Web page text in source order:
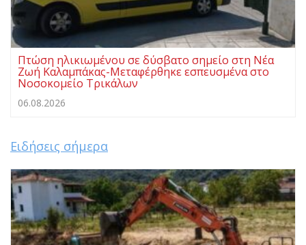
Πτώση ηλικιωμένου σε δύσβατο σημείο στη Νέα
Ζωή Καλαμπάκας-Μεταφέρθηκε εσπευσμένα στο
Νοσοκομείο Τρικάλων
06.08.2026
Ειδήσεις σήμερα